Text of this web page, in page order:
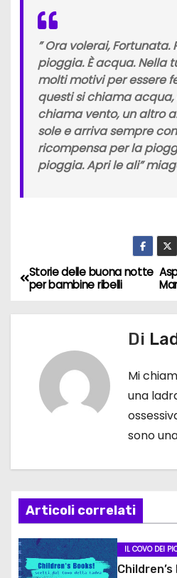
” Ora volerai, Fortunata.
pioggia. È acqua. Nella
molti motivi per essere
questi si chiama acqua,
chiama vento, un altro
sole e arriva sempre
ricompensa per la
pioggia. Apri le ali”
N
a
o
n
Storie delle buona notte
per bambine ribelli
Di
Mi
una
sono
Articoli correlati
IL COVO DEI